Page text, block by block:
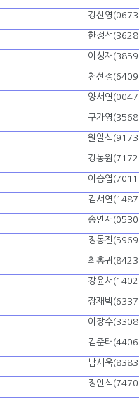
강신영
한정석
이성재
천선정
양서연
구가영
원일식
강동원
이승엽
김서연
송연재
정동진
최홍귀
강윤서
장재박
이장수
김준태
남시욱
정인식